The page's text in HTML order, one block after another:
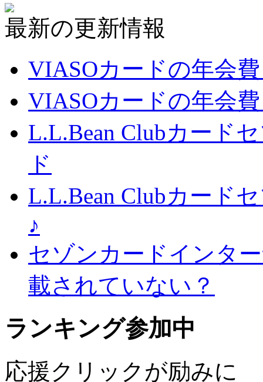
最新の更新情報
VIASOカードの年会
VIASOカードの年会
L.L.Bean Clubカード
ド
L.L.Bean Clubカード
♪
セゾンカードインタ
載されていない？
ランキング参加中
応援クリックが励みに